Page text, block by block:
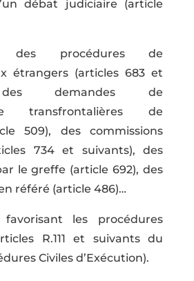
débat judiciaire (article
des procédures de
étrangers (articles 683 et
des demandes de
transfrontalières de
509), des commissions
734 et suivants), des
le greffe (article 692), des
référé (article 486)…
favorisant les procédures
R.111 et suivants du
Civiles d’Exécution).